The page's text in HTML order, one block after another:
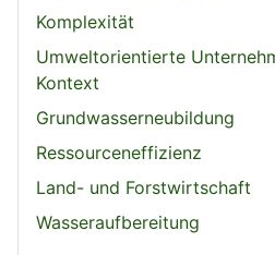
Komplexität
Umweltorientierte
Kontext
Grundwasserneubildung
Ressourceneffizienz
Land- und Forstwirtschaft
Wasseraufbereitung